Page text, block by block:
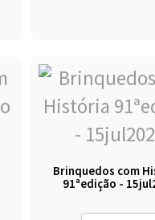
Brinquedos com
91ªedição -